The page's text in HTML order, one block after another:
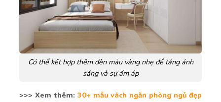
Có thể kết hợp thêm đèn màu vàng nhẹ để tăng ánh
sáng và sự ấm áp
>>> Xem thêm: 30+ mẫu vách ngăn phòng ngủ đẹp